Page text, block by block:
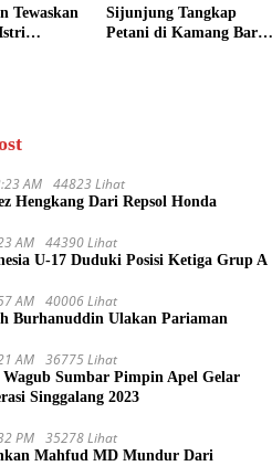
Tewaskan
Sijunjung Tangkap
Petani di Kamang Baru,
AM 44823 Lihat
Hengkang Dari Repsol Honda
AM 44390 Lihat
U-17 Duduki Posisi Ketiga Grup A
AM 40006 Lihat
Burhanuddin Ulakan Pariaman
AM 36775 Lihat
Sumbar Pimpin Apel Gelar
Singgalang 2023
PM 35278 Lihat
Mahfud MD Mundur Dari